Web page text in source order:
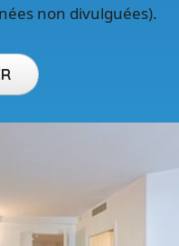
non divulguées).